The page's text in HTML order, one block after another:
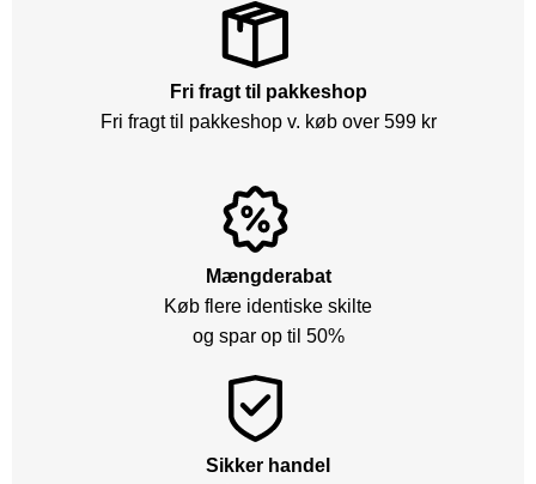
Fri fragt til pakkeshop
Fri fragt til pakkeshop v. køb over 599 kr
Mængderabat
Køb flere identiske skilte
og spar op til 50%
Sikker handel